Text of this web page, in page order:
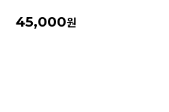
45,000원